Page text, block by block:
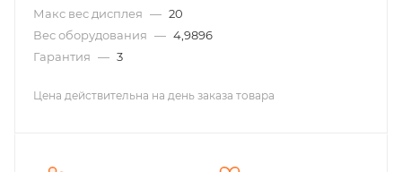
Макс вес дисплея — 20
Вес оборудования — 4,9896
Гарантия — 3
Цена действительна на день заказа товара